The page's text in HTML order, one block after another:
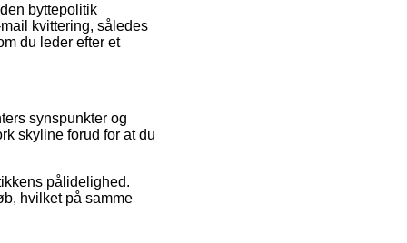
byttepolitik
kvittering, således
du leder efter et
synspunkter og
skyline forud for at du
pålidelighed.
hvilket på samme